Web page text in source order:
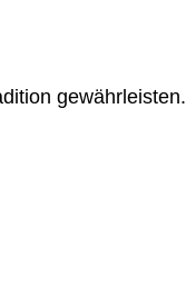
gewährleisten.